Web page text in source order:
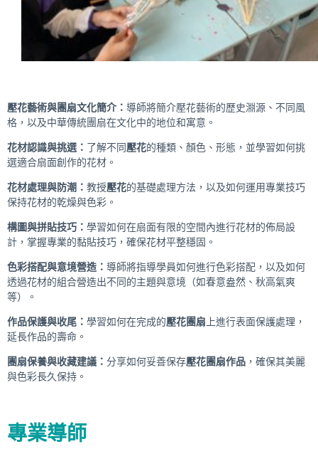
壓花藝術與團扇文化簡介： 導師將簡介壓花藝術的歷史淵源、不同風
格，以及中華傳統團扇在文化中的地位和寓意。
花材認識與挑選： 了解不同壓花的種類、顏色、形態，並學習如何挑
選適合扇面創作的花材。
花材處理與防潮： 教授壓花的基礎處理方法，以及如何運用專業技巧
保持花材的乾燥與色彩。
構圖與拼貼技巧 ： 學習如何在扇面有限的空間內進行花材的佈局設
計，掌握專業的黏貼技巧，確保花材平整穩固。
色彩搭配與意境營造 ： 導師將指導學員如何進行色彩搭配，以及如何
透過花材的組合營造出不同的主題與意境（如春意盎然、秋高氣爽
等）。
作品保護與收尾 ： 學習如何在完成的壓花團扇 上進行表面保護處理，
延長作品的壽命。
團扇保養與收藏建議 ： 分享如何妥善保存壓花團扇作品 ，確保其美麗
與色彩長久保持。
專業導師